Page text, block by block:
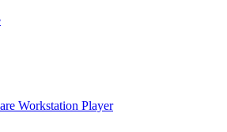
Workstation Player